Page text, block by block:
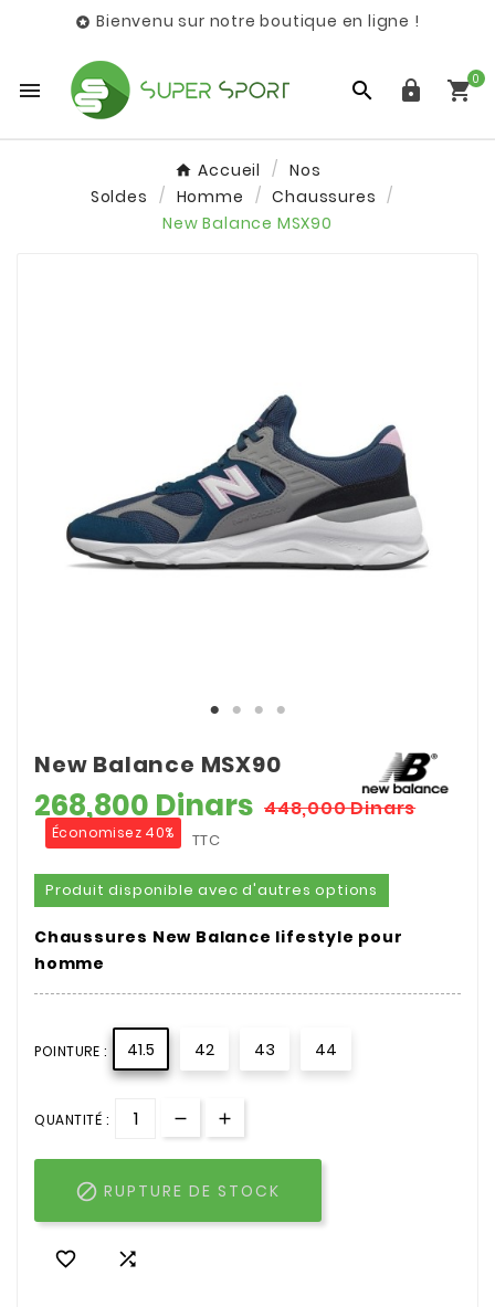
 Bienvenu sur notre boutique en ligne !
   0
Accueil
Nos
Soldes
Homme
Chaussures
New Balance MSX90
New Balance MSX90
268,800 Dinars 448,000 Dinars
Économisez 40% TTC
Produit disponible avec d'autres options
Chaussures New Balance lifestyle pour
homme
POINTURE : 41.5 42 43 44
QUANTITÉ :
 RUPTURE DE STOCK
 